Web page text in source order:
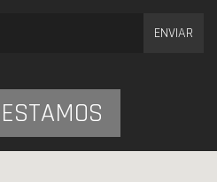
ENVIAR